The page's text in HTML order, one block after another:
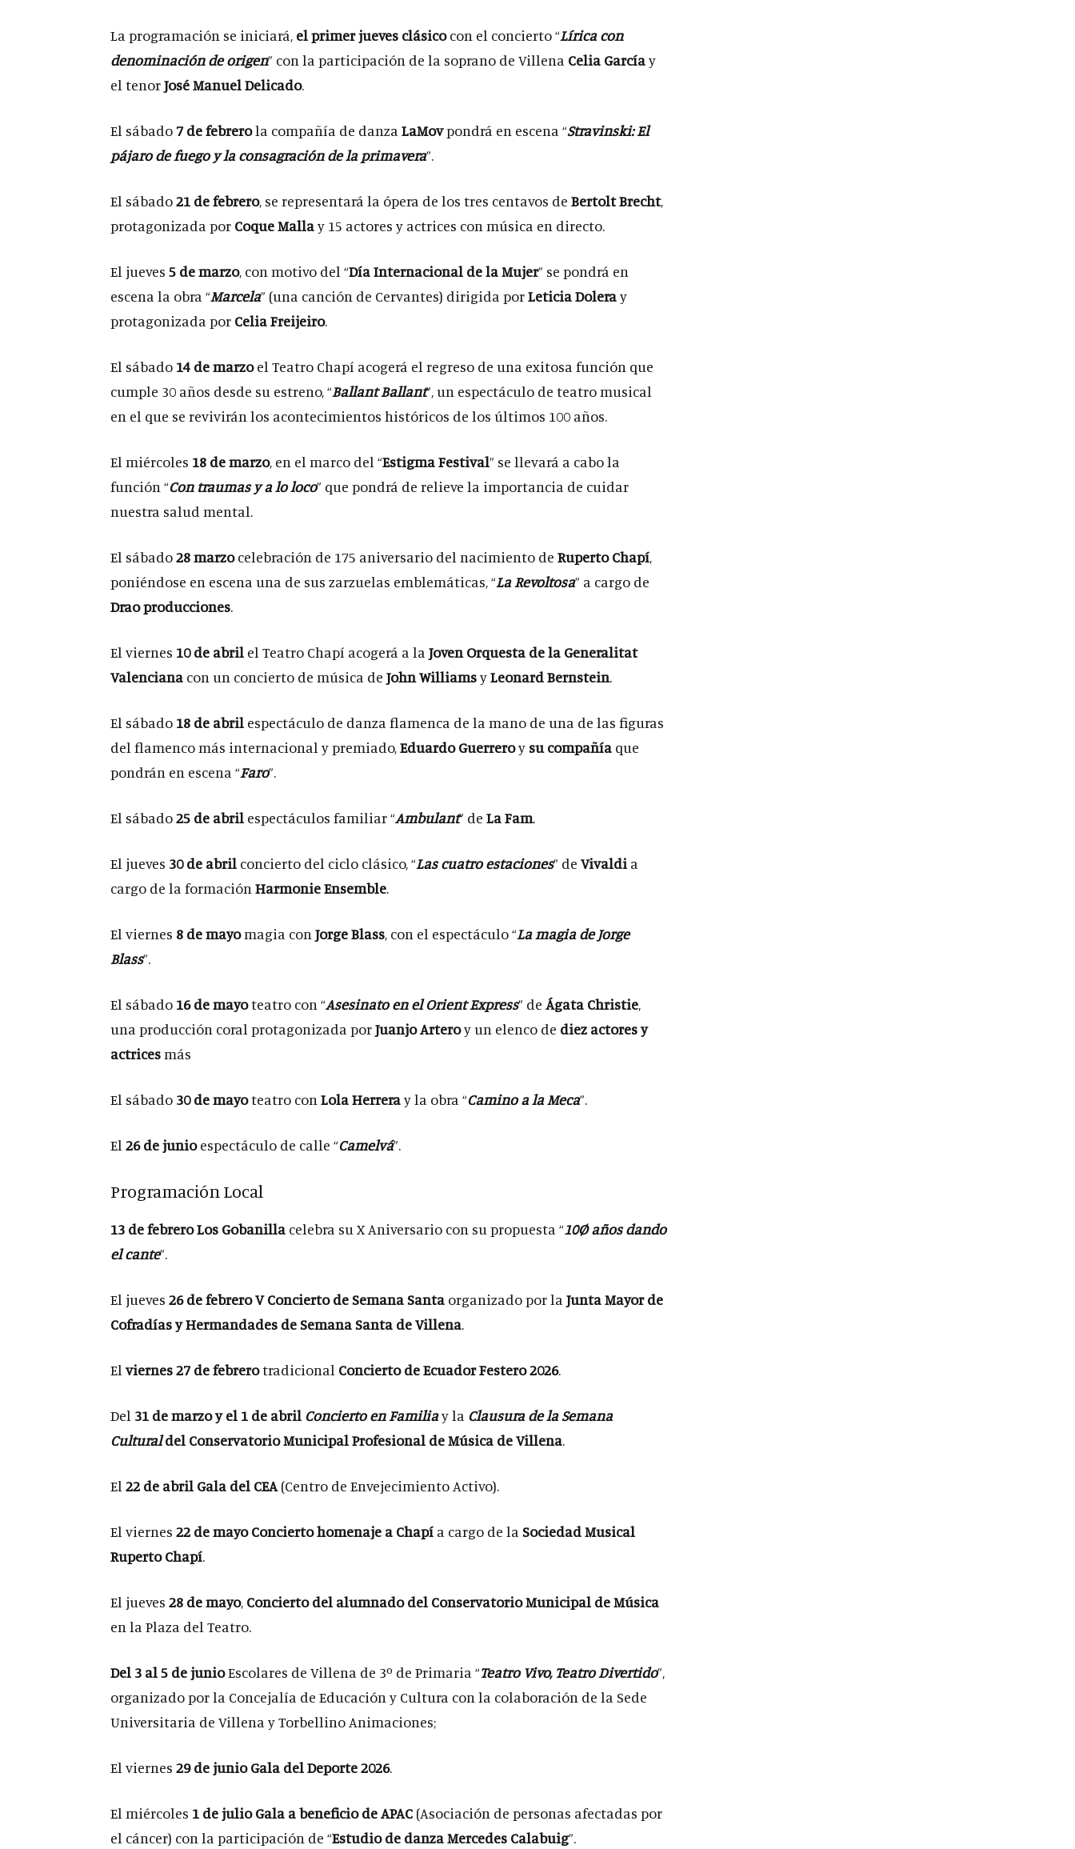
La programación se iniciará, el primer jueves clásicocon el concierto “Lírica con
denominación de origen” con la participación de la soprano de Villena Celia Garcíay
el tenorJosé Manuel Delicado.
El sábado 7 de febrerola compañía de danza LaMovpondrá en escena “Stravinski: El
pájaro de fuego y la consagración de la primavera”.
El sábado21 de febrero, se representará la ópera de los tres centavos de Bertolt Brecht,
protagonizada por Coque Mallay 15 actores y actrices con música en directo.
El jueves 5 de marzo, con motivo del “Día Internacional de la Mujer” se pondrá en
escena la obra “Marcela” (una canción de Cervantes) dirigida porLeticia Doleray
protagonizada por Celia Freijeiro.
El sábado 14 de marzoel Teatro Chapí acogerá el regreso de una exitosa función que
cumple 30 años desde su estreno, “Ballant Ballant”, un espectáculo de teatro musical
en el que se revivirán los acontecimientos históricos de los últimos 100 años.
El miércoles 18 de marzo, en el marco del “Estigma Festival” se llevará a cabo la
función “Con traumas y a lo loco” que pondrá de relieve la importancia de cuidar
nuestra salud mental.
El sábado28 marzocelebración de 175 aniversario del nacimiento de Ruperto Chapí,
poniéndose en escena una de sus zarzuelas emblemáticas, “La Revoltosa” a cargo de
Drao producciones.
El viernes 10 de abril el Teatro Chapí acogerá a la Joven Orquesta de la Generalitat
Valenciana con un concierto de música de John WilliamsyLeonard Bernstein.
El sábado 18 de abril espectáculo de danza flamenca de la mano de una de las figuras
del flamenco más internacional y premiado,Eduardo Guerreroy su compañía que
pondrán en escena “Faro”.
El sábado25 de abril espectáculos familiar “Ambulant” de La Fam.
El jueves 30 de abril concierto del ciclo clásico, “Las cuatro estaciones” de Vivaldi a
cargo de la formación Harmonie Ensemble.
El viernes 8 de mayomagia con Jorge Blass, con el espectáculo “La magia de Jorge
Blass”.
El sábado 16 de mayoteatro con “Asesinato en el Orient Express” de Ágata Christie,
una producción coral protagonizada porJuanjo Arteroy un elenco de diez actores y
actricesmás
El sábado 30 de mayoteatro con Lola Herreray la obra “Camino a la Meca”.
El 26 de junioespectáculo de calle “Camelvá”.
Programación Local
13 de febreroLos Gobanilla celebra su X Aniversario con su propuesta “10Ø años dando
el cante”.
El jueves 26 de febreroV Concierto de Semana Santa organizado por la Junta Mayor de
Cofradías y Hermandades de Semana Santa de Villena.
El viernes 27 de febrerotradicional Concierto de Ecuador Festero 2026.
Del 31 de marzo y el 1 de abril Concierto en Familiay la Clausura de la Semana
Culturaldel Conservatorio Municipal Profesional de Música de Villena.
El 22 de abril Gala del CEA(Centro de Envejecimiento Activo).
El viernes 22 de mayo Concierto homenaje a Chapí a cargo de la Sociedad Musical
Ruperto Chapí.
El jueves 28 de mayo, Concierto del alumnado del Conservatorio Municipal de Música
en la Plaza del Teatro.
Del 3 al 5 de junioEscolares de Villena de 3º de Primaria “Teatro Vivo, Teatro Divertido”,
organizado por la Concejalía de Educación y Cultura con la colaboración de la Sede
Universitaria de Villena y Torbellino Animaciones;
El viernes 29 de junio Gala del Deporte 2026.
El miércoles 1 de julio Gala a beneficio de APAC (Asociación de personas afectadas por
el cáncer) con la participación de “Estudio de danza Mercedes Calabuig”.